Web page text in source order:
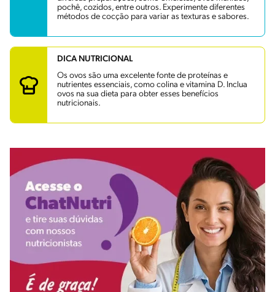
pochê, cozidos, entre outros. Experimente diferentes
métodos de cocção para variar as texturas e sabores.
DICA NUTRICIONAL
Os ovos são uma excelente fonte de proteínas e
nutrientes essenciais, como colina e vitamina D. Inclua
ovos na sua dieta para obter esses benefícios
nutricionais.